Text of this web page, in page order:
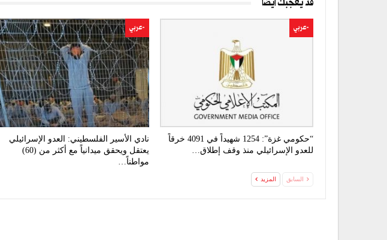
-عربي
“حكومي غزة”: 1254 شهيداً في 4091 خرقاً
للعدو الإسرائيلي منذ وقف إطلاق…
-عربي
نادي الأسير الفلسطيني: العدو الإسرائيلي
يعتقل ويحقق ميدانياً مع أكثر من (60)
مواطناً…
السابق المزيد